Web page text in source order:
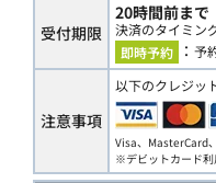
受付期限
20時間前まで
決済のタイミン
即時予約
： 予
注意事項
以下のクレジッ
Visa、MasterCard
※デビットカード利